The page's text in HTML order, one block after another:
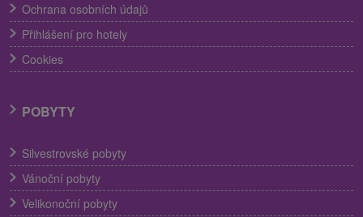
Ochrana osobních údajů
Přihlášení pro hotely
Cookies
POBYTY
Silvestrovské pobyty
Vánoční pobyty
Velikonoční pobyty